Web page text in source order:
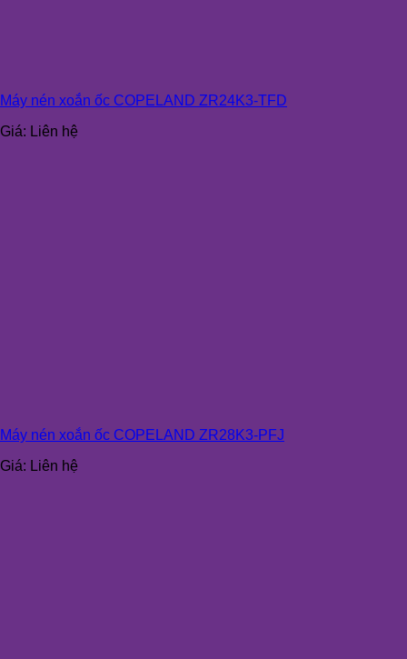
Máy nén xoắn ốc COPELAND ZR24K3-TFD
Giá: Liên hệ
Máy nén xoắn ốc COPELAND ZR28K3-PFJ
Giá: Liên hệ